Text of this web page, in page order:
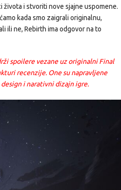
i stvoriti nove sjajne uspomene.
kada smo zaigrali originalnu,
ili ne, Rebirth ima odgovor na to
spoilere vezane uz originalni Final
recenzije. One su napravljene
i narativni dizajn igre.